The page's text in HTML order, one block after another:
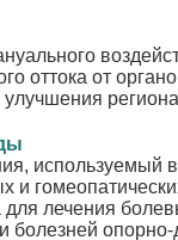
оттока от
используемый
и
для лечения
болезней опорно-